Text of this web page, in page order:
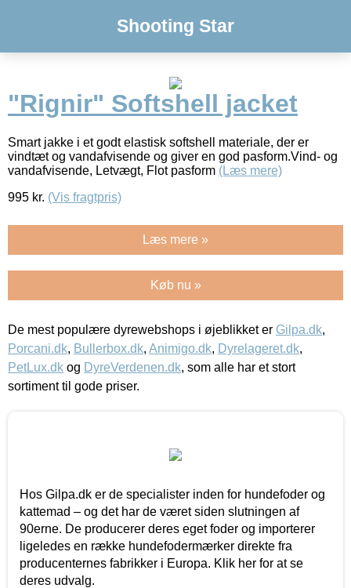
Shooting Star
"Rignir" Softshell jacket
Smart jakke i et godt elastisk softshell materiale, der er
vindtæt og vandafvisende og giver en god pasform.Vind- og
vandafvisende, Letvægt, Flot pasform (Læs mere)
995 kr. (Vis fragtpris)
Læs mere »
Køb nu »
De mest populære dyrewebshops i øjeblikket er Gilpa.dk,
Porcani.dk, Bullerbox.dk, Animigo.dk, Dyrelageret.dk,
PetLux.dk og DyreVerdenen.dk, som alle har et stort
sortiment til gode priser.
Hos Gilpa.dk er de specialister inden for hundefoder og
kattemad – og det har de været siden slutningen af
90erne. De producerer deres eget foder og importerer
ligeledes en række hundefodermærker direkte fra
producenternes fabrikker i Europa. Klik her for at se
deres udvalg.